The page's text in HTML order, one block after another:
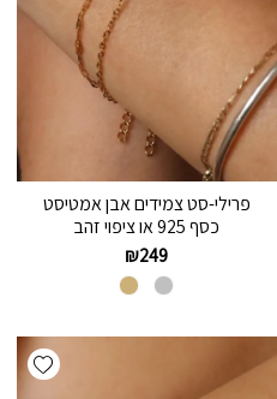
פרילי-סט צמידים אבן אמטיסט
כסף 925 או ציפוי זהב
₪249